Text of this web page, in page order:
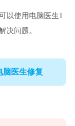
以使用电脑医生1
决问题。
脑医生修复